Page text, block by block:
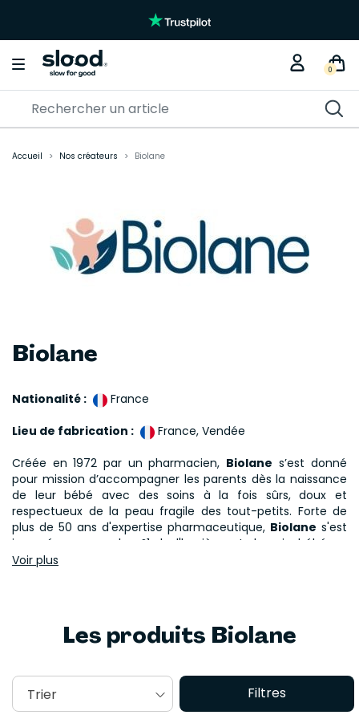
0
Accueil Nos créateurs Biolane
Biolane
Nationalité :
France
Lieu de fabrication :
France, Vendée
Créée en 1972 par un pharmacien, Biolane s’est donné
pour mission d’accompagner les parents dès la naissance
de leur bébé avec des soins à la fois sûrs, doux et
respectueux de la peau fragile des tout-petits. Forte de
plus de 50 ans d'expertise pharmaceutique, Biolane s'est
imposée comme le n°1 de l'hygiène et du soin bébé en
France. La
fiables et adaptées au quotidien des familles : expertise,
naturalité et douceur 👶
produits Biolanecouvrent l’hygiène, le bain, le change et
le soin, avec des formules conçues pour respecter les
naturelle (jusqu’à 98 % en moyenne), ils privilégient des
compositions courtes, sans substances controversées, et
Voir plus
Les produits Biolane
Filtres
Trier